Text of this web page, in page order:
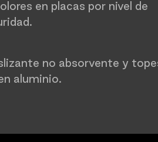
en placas por nivel de
no absorvente y
aluminio.